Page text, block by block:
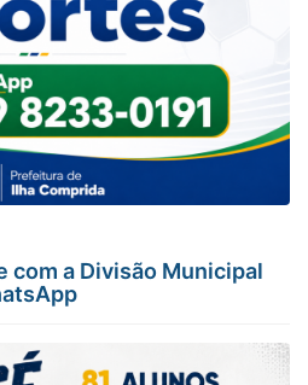
com a Divisão Municipal